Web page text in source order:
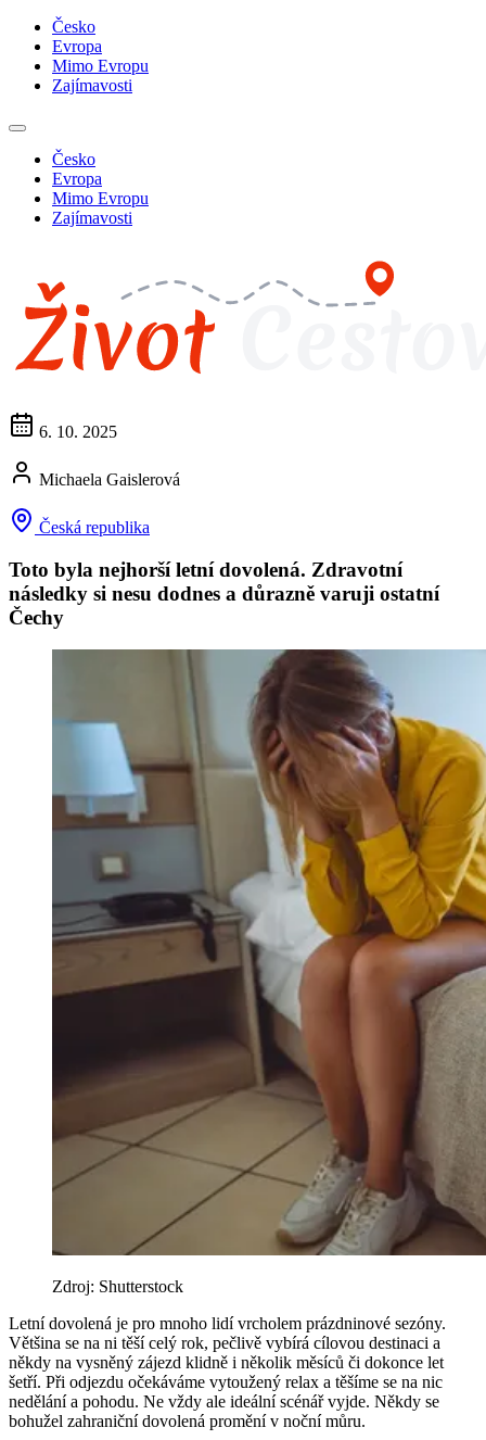
Česko
Evropa
Mimo Evropu
Zajímavosti
Česko
Evropa
Mimo Evropu
Zajímavosti
6. 10. 2025
Michaela Gaislerová
Česká republika
Toto byla nejhorší letní dovolená. Zdravotní
následky si nesu dodnes a důrazně varuji ostatní
Čechy
Zdroj: Shutterstock
Letní dovolená je pro mnoho lidí vrcholem prázdninové sezóny.
Většina se na ni těší celý rok, pečlivě vybírá cílovou destinaci a
někdy na vysněný zájezd klidně i několik měsíců či dokonce let
šetří. Při odjezdu očekáváme vytoužený relax a těšíme se na nic
nedělání a pohodu. Ne vždy ale ideální scénář vyjde. Někdy se
bohužel zahraniční dovolená promění v noční můru.